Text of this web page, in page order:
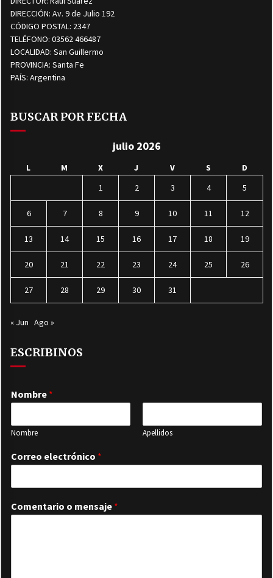
DIRECCIÓN: Av. 9 de Julio 192
CÓDIGO POSTAL: 2347
TELÉFONO: 03562 466487
LOCALIDAD: San Guillermo
PROVINCIA: Santa Fe
PAÍS: Argentina
BUSCAR POR FECHA
julio 2026
L M X J V S
D
1
2 3 4 5
6 7 8 9 10 11 12
13 14 15 16 17 18 19
20 21 22 23 24 25 26
27 28 29 30 31
« Jun Ago »
ESCRIBINOS
Nombre *
Nombre Apellidos
Correo electrónico *
Comentario o mensaje *